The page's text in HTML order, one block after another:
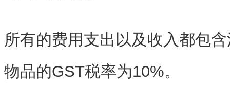
所有的费用支出以及收入都包
物品的GST税率为10%。